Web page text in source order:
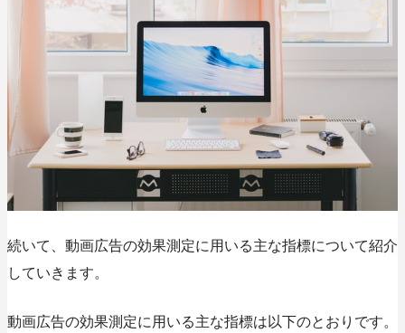
続いて、動画広告の効果測定に用いる主な指標について紹介
していきます。
動画広告の効果測定に用いる主な指標は以下のとおりです。